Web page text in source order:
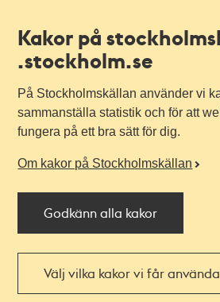
Kakor på
.stockholm.se
På Stockholmskällan använder vi
sammanställa statistik och för att
fungera på ett bra sätt för dig.
Om kakor på Stockholmskällan
Godkänn alla kakor
Välj vilka kakor vi får använda